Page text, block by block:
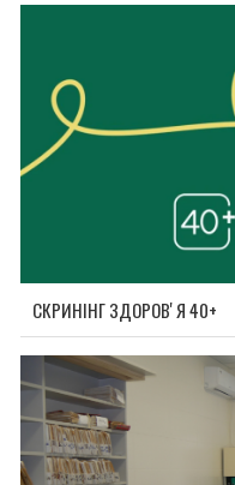
СКРИНІНГ ЗДОРОВʼЯ 40+